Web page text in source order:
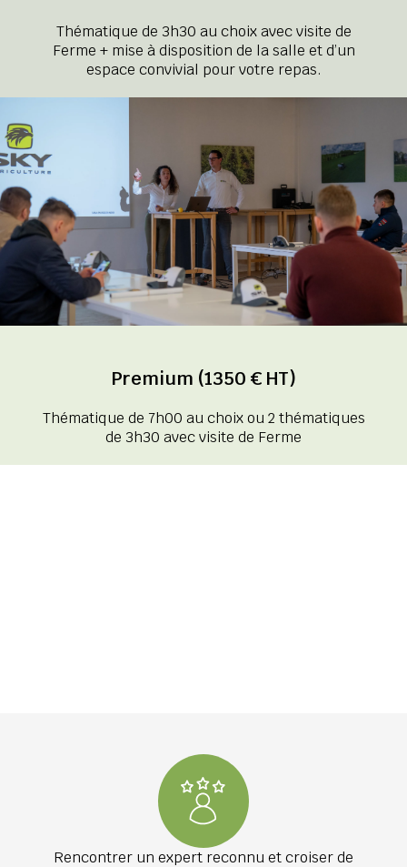
Thématique de 3h30 au choix avec visite de
Ferme + mise à disposition de la salle et d’un
espace convivial pour votre repas.
Premium (1350 € HT)
Thématique de 7h00 au choix ou 2 thématiques
de 3h30 avec visite de Ferme
Rencontrer un expert reconnu et croiser de